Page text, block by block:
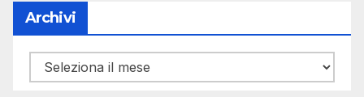
Archivi
Archivi